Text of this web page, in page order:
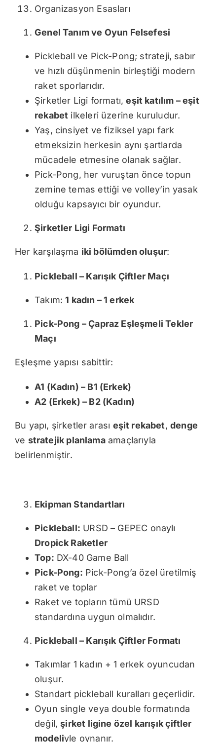
Organizasyon Esasları
Genel Tanım ve Oyun Felsefesi
Pickleball ve Pick-Pong; strateji, sabır
ve hızlı düşünmenin birleştiği modern
raket sporlarıdır.
Şirketler Ligi formatı,eşit katılım – eşit
rekabet ilkeleri üzerine kuruludur.
Yaş, cinsiyet ve fiziksel yapı fark
etmeksizin herkesin aynı şartlarda
mücadele etmesine olanak sağlar.
Pick-Pong, her vuruştan önce topun
zemine temas ettiği ve volley’in yasak
olduğu kapsayıcı bir oyundur.
Şirketler Ligi Formatı
Her karşılaşma iki bölümden oluşur:
Pickleball – Karışık Çiftler Maçı
Takım:1 kadın – 1 erkek
Pick-Pong – Çapraz Eşleşmeli Tekler
Maçı
Eşleşme yapısı sabittir:
A1 (Kadın) – B1 (Erkek)
A2 (Erkek) – B2 (Kadın)
Bu yapı, şirketler arası eşit rekabet,denge
ve stratejik planlamaamaçlarıyla
belirlenmiştir.
Ekipman Standartları
Pickleball: URSD – GEPEC onaylı
Dropick Raketler
Top: DX-40 Game Ball
Pick-Pong: Pick-Pong’a özel üretilmiş
raket ve toplar
Raket ve topların tümü URSD
standardına uygun olmalıdır.
Pickleball – Karışık Çiftler Formatı
Takımlar 1 kadın + 1 erkek oyuncudan
oluşur.
Standart pickleball kuralları geçerlidir.
Oyun single veya double formatında
değil,şirket ligine özel karışık çiftler
modeliyle oynanır.